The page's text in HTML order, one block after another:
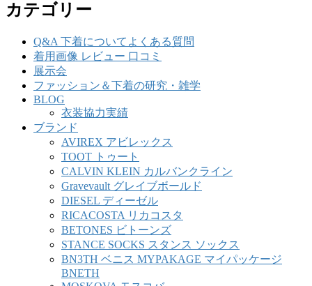
カテゴリー
Q&A 下着についてよくある質問
着用画像 レビュー 口コミ
展示会
ファッション＆下着の研究・雑学
BLOG
衣装協力実績
ブランド
AVIREX アビレックス
TOOT トゥート
CALVIN KLEIN カルバンクライン
Gravevault グレイブボールド
DIESEL ディーゼル
RICACOSTA リカコスタ
BETONES ビトーンズ
STANCE SOCKS スタンス ソックス
BN3TH ベニス MYPAKAGE マイパッケージ
BNETH